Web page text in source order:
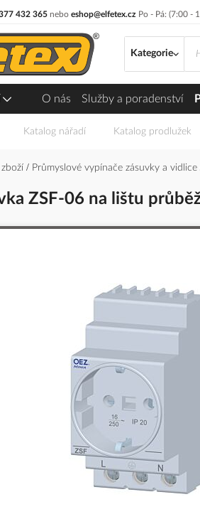
432 365 nebo eshop@elfetex.cz Po - Pá: (7:00 -
Kategorie
O nás Služby a poradenství
Katalog nářadí Katalog prodlužek
Průmyslové vypínače zásuvky a vidlice
ZSF-06 na lištu